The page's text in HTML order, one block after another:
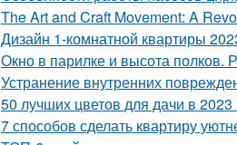
The Art and Craft Movement: A
Дизайн 1-комнатной квартиры
Окно в парилке и высота полков.
Устранение внутренних
50 лучших цветов для дачи в
7 способов сделать квартиру